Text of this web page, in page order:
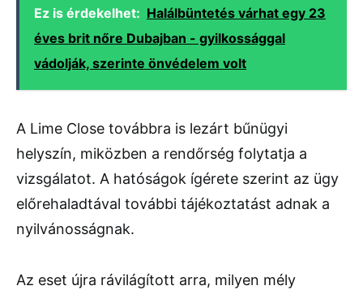
Ez is érdekelhet: Halálbüntetés várhat egy 23
éves brit nőre Dubajban - gyilkossággal
vádolják, szerinte önvédelem volt
A Lime Close továbbra is lezárt bűnügyi
helyszín, miközben a rendőrség folytatja a
vizsgálatot. A hatóságok ígérete szerint az ügy
előrehaladtával további tájékoztatást adnak a
nyilvánosságnak.
Az eset újra rávilágított arra, milyen mély